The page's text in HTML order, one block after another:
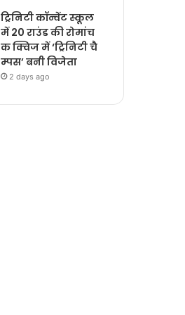
ट्रिनिटी कॉन्वेंट स्कूल
में 20 राउंड की रोमांच
क क्विज में ‘ट्रिनिटी चै
म्पस’ बनी विजेता
2 days ago